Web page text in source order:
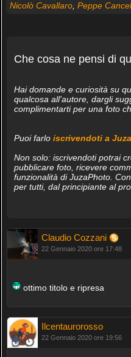
Nicolò Cavallaro, Peppe
Che cosa ne pensi di
Hai domande e curiosità su
qualcosa all'autore, dargli
complimentarti per una foto
Puoi farlo iscrivendoti a
Non solo: iscrivendoti potrai
pubblicare foto, ricevere
funzionalità di JuzaPhoto.
per tutti, dal principiante al
Claudio Cozzani
22 Gennaio 2020 ore 17:48
ottimo titolo e ripresa
Ilcentaurorosso
22 Gennaio 2020 ore 19:56